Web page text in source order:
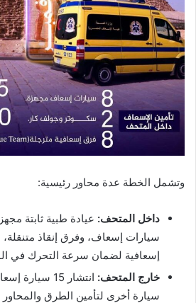
وتشمل الخطة عدة محاور رئيسية:
داخل المتحف:
سيارات إسعاف، وفرق إنقاذ
إسعافية لضمان سرعة التحرك في
خارج المتحف:
سيارة أخرى لتأمين الطرق والمحاور